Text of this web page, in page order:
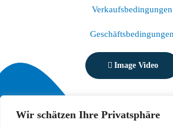
Wir schätzen Ihre Privatsphäre
Verkaufsbedingungen
Geschäftsbedingungen
Image Video